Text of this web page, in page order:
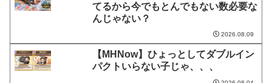
てるから今でもとんでもない数必要な
んじゃない？
2026.08.09
【MHNow】ひょっとしてダブルイン
パクトいらない子じゃ、、、